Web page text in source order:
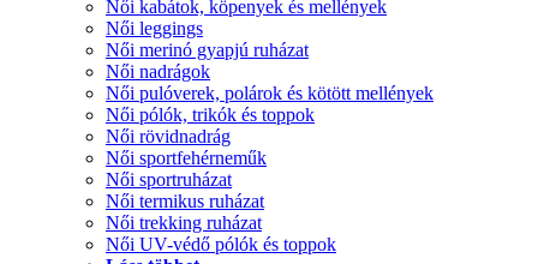
Női kabátok, köpenyek és mellények
Női leggings
Női merinó gyapjú ruházat
Női nadrágok
Női pulóverek, polárok és kötött mellények
Női pólók, trikók és toppok
Női rövidnadrág
Női sportfehérneműk
Női sportruházat
Női termikus ruházat
Női trekking ruházat
Női UV-védő pólók és toppok